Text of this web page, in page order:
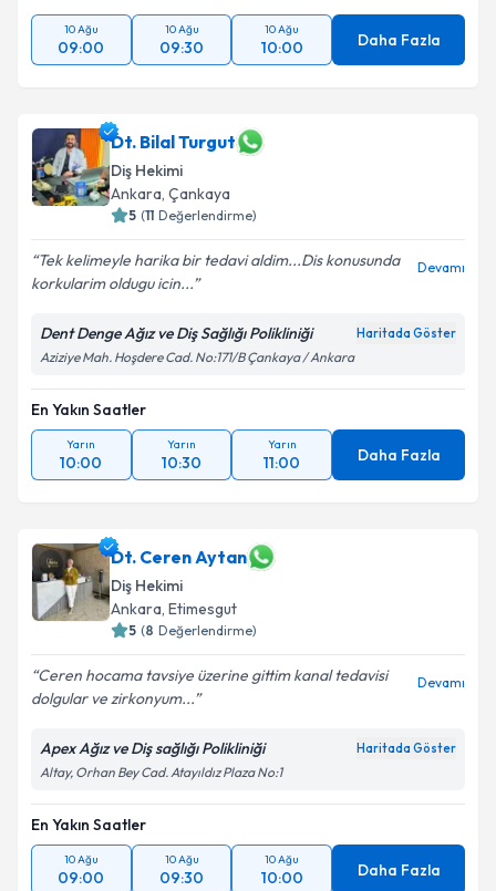
10 Ağu
09:00
10 Ağu
09:30
10 Ağu
10:00 Daha Fazla
Dt. Bilal Turgut
Diş Hekimi
Ankara, Çankaya
5 (11 Değerlendirme)
Tek kelimeyle harika bir tedavi aldim...Dis konusunda
korkularim oldugu icin...
Devamı
Dent Denge Ağız ve Diş Sağlığı Polikliniği Haritada Göster
Aziziye Mah. Hoşdere Cad. No:171/B Çankaya / Ankara
En Yakın Saatler
Yarın
10:00
Yarın
10:30
Yarın
11:00 Daha Fazla
Dt. Ceren Aytan
Diş Hekimi
Ankara, Etimesgut
5 (8 Değerlendirme)
Ceren hocama tavsiye üzerine gittim kanal tedavisi
dolgular ve zirkonyum...
Devamı
Apex Ağız ve Diş sağlığı Polikliniği Haritada Göster
Altay, Orhan Bey Cad. Atayıldız Plaza No:1
En Yakın Saatler
10 Ağu
09:00
10 Ağu
09:30
10 Ağu
10:00 Daha Fazla